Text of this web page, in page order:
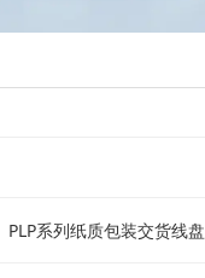
PLP系列纸质包装交货线盘